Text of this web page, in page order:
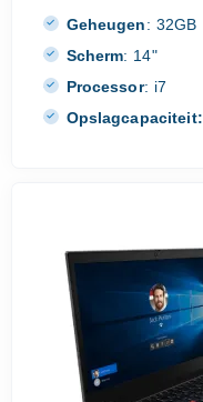
Geheugen: 32GB
Scherm: 14"
Processor: i7
Opslagcapaciteit: